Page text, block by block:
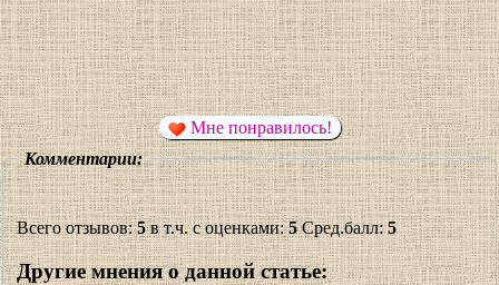
Мне понравилось!
Комментарии:
Всего отзывов:5 в т.ч. с оценками:5 Сред.балл:5
Другие мнения о данной статье: